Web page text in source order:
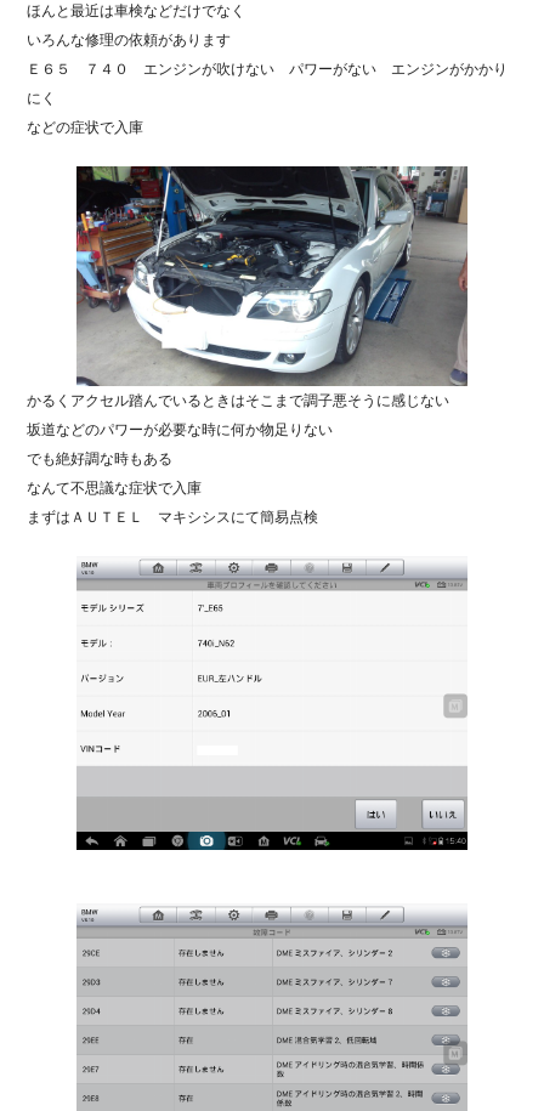
ほんと最近は車検などだけでなく
いろんな修理の依頼があります
Ｅ６５ ７４０ エンジンが吹けない パワーがない エンジンがかかり
にく
などの症状で入庫
かるくアクセル踏んでいるときはそこまで調子悪そうに感じない
坂道などのパワーが必要な時に何か物足りない
でも絶好調な時もある
なんて不思議な症状で入庫
まずはＡＵＴＥＬ マキシシスにて簡易点検